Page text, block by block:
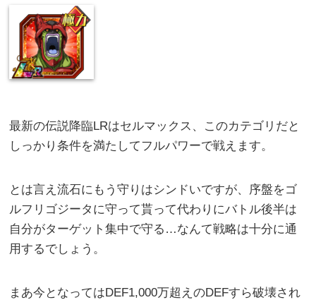
最新の伝説降臨LRはセルマックス、このカテゴリだと
しっかり条件を満たしてフルパワーで戦えます。
とは言え流石にもう守りはシンドいですが、序盤をゴ
ルフリゴジータに守って貰って代わりにバトル後半は
自分がターゲット集中で守る…なんて戦略は十分に通
用するでしょう。
まあ今となってはDEF1,000万超えのDEFすら破壊され